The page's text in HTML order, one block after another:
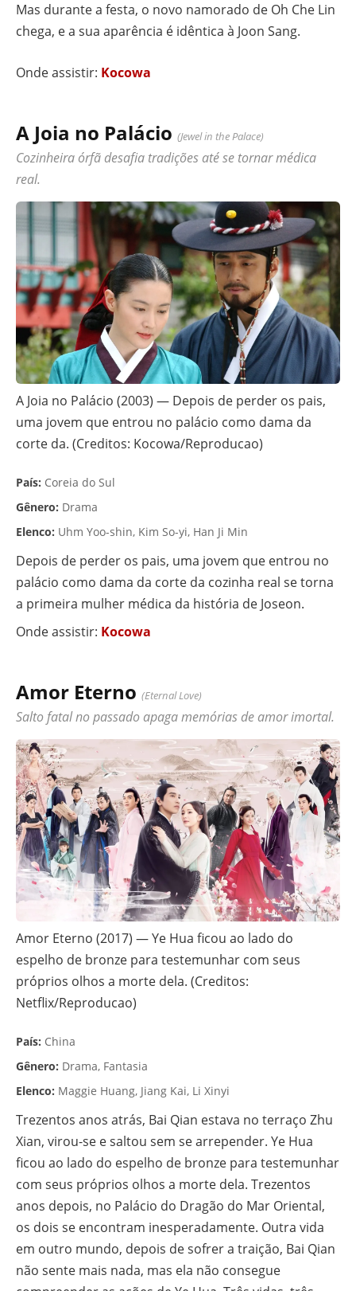
Mas durante a festa, o novo namorado de Oh Che Lin
chega, e a sua aparência é idêntica à Joon Sang.
Onde assistir: Kocowa
A Joia no Palácio (Jewel in the Palace)
Cozinheira órfã desafia tradições até se tornar médica
real.
A Joia no Palácio (2003) — Depois de perder os pais,
uma jovem que entrou no palácio como dama da
corte da. (Creditos: Kocowa/Reproducao)
País: Coreia do Sul
Gênero: Drama
Elenco: Uhm Yoo-shin, Kim So-yi, Han Ji Min
Depois de perder os pais, uma jovem que entrou no
palácio como dama da corte da cozinha real se torna
a primeira mulher médica da história de Joseon.
Onde assistir: Kocowa
Amor Eterno (Eternal Love)
Salto fatal no passado apaga memórias de amor imortal.
Amor Eterno (2017) — Ye Hua ficou ao lado do
espelho de bronze para testemunhar com seus
próprios olhos a morte dela. (Creditos:
Netflix/Reproducao)
País: China
Gênero: Drama, Fantasia
Elenco: Maggie Huang, Jiang Kai, Li Xinyi
Trezentos anos atrás, Bai Qian estava no terraço Zhu
Xian, virou-se e saltou sem se arrepender. Ye Hua
ficou ao lado do espelho de bronze para testemunhar
com seus próprios olhos a morte dela. Trezentos
anos depois, no Palácio do Dragão do Mar Oriental,
os dois se encontram inesperadamente. Outra vida
em outro mundo, depois de sofrer a traição, Bai Qian
não sente mais nada, mas ela não consegue